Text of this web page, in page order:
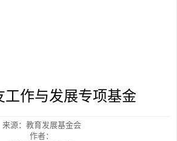
工作与发展专项基金
来源：教育发展基金会
作者：